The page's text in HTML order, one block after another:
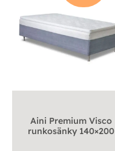
Aini Premium Visco
runkosänky 140×200